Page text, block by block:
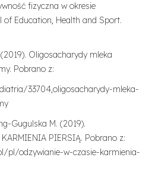
fizyczna w okresie
of Education, Health and Sport.
Oligosacharydy mleka
Pobrano z:
33704,oligosacharydy-mleka-
Gugulska M. (2019).
PIERSIĄ. Pobrano z:
pl/odzywianie-w-czasie-karmienia-